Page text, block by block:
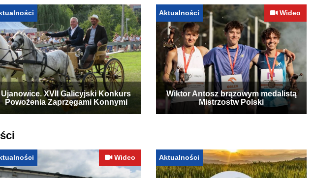
Ujanowice. XVII Galicyjski Konkurs
Powożenia Zaprzęgami Konnymi
Aktualności Wideo
Wiktor Antosz brązowym medalistą
Mistrzostw Polski
Wideo Aktualności